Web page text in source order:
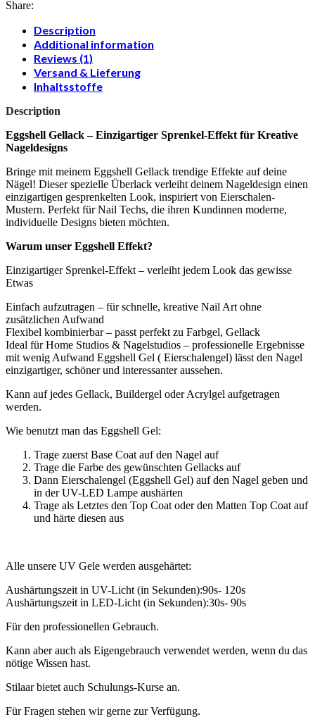
Share:
Description
Additional information
Reviews (1)
Versand & Lieferung
Inhaltsstoffe
Description
Eggshell Gellack – Einzigartiger Sprenkel-Effekt für Kreative
Nageldesigns
Bringe mit meinem Eggshell Gellack trendige Effekte auf deine
Nägel! Dieser spezielle Überlack verleiht deinem Nageldesign einen
einzigartigen gesprenkelten Look, inspiriert von Eierschalen-
Mustern. Perfekt für Nail Techs, die ihren Kundinnen moderne,
individuelle Designs bieten möchten.
Warum unser Eggshell Effekt?
Einzigartiger Sprenkel-Effekt – verleiht jedem Look das gewisse
Etwas
Einfach aufzutragen – für schnelle, kreative Nail Art ohne
zusätzlichen Aufwand
Flexibel kombinierbar – passt perfekt zu Farbgel, Gellack
Ideal für Home Studios & Nagelstudios – professionelle Ergebnisse
mit wenig Aufwand Eggshell Gel ( Eierschalengel) lässt den Nagel
einzigartiger, schöner und interessanter aussehen.
Kann auf jedes Gellack, Buildergel oder Acrylgel aufgetragen
werden.
Wie benutzt man das Eggshell Gel:
Trage zuerst Base Coat auf den Nagel auf
Trage die Farbe des gewünschten Gellacks auf
Dann Eierschalengel (Eggshell Gel) auf den Nagel geben und
in der UV-LED Lampe aushärten
Trage als Letztes den Top Coat oder den Matten Top Coat auf
und härte diesen aus
Alle unsere UV Gele werden ausgehärtet:
Aushärtungszeit in UV-Licht (in Sekunden):90s- 120s
Aushärtungszeit in LED-Licht (in Sekunden):30s- 90s
Für den professionellen Gebrauch.
Kann aber auch als Eigengebrauch verwendet werden, wenn du das
nötige Wissen hast.
Stilaar bietet auch Schulungs-Kurse an.
Für Fragen stehen wir gerne zur Verfügung.